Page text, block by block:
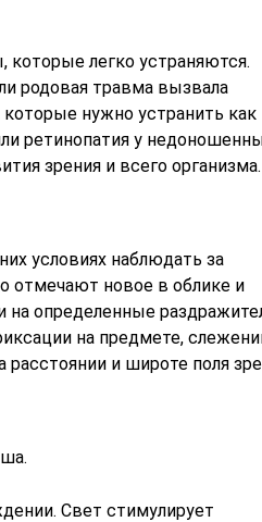
легко устраняются.
родовая травма вызвала
нужно устранить как
ретинопатия у
зрения и всего организма.
условиях наблюдать за
отмечают новое в облике и
на определенные
на предмете,
и широте поля
Свет стимулирует